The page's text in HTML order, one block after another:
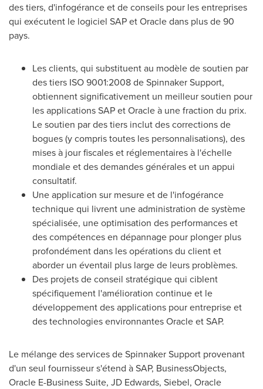
des tiers, d'infogérance et de conseils pour les entreprises
qui exécutent le logiciel SAP et Oracle dans plus de 90
pays.
Les clients, qui substituent au modèle de soutien par
des tiers ISO 9001:2008 de Spinnaker Support,
obtiennent significativement un meilleur soutien pour
les applications SAP et Oracle à une fraction du prix.
Le soutien par des tiers inclut des corrections de
bogues (y compris toutes les personnalisations), des
mises à jour fiscales et réglementaires à l'échelle
mondiale et des demandes générales et un appui
consultatif.
Une application sur mesure et de l'infogérance
technique qui livrent une administration de système
spécialisée, une optimisation des performances et
des compétences en dépannage pour plonger plus
profondément dans les opérations du client et
aborder un éventail plus large de leurs problèmes.
Des projets de conseil stratégique qui ciblent
spécifiquement l'amélioration continue et le
développement des applications pour entreprise et
des technologies environnantes Oracle et SAP.
Le mélange des services de Spinnaker Support provenant
d'un seul fournisseur s'étend à SAP, BusinessObjects,
Oracle E-Business Suite, JD Edwards, Siebel, Oracle